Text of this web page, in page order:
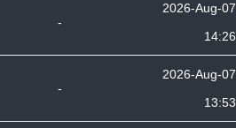
-
2026-Aug-07
14:26
-
2026-Aug-07
13:53